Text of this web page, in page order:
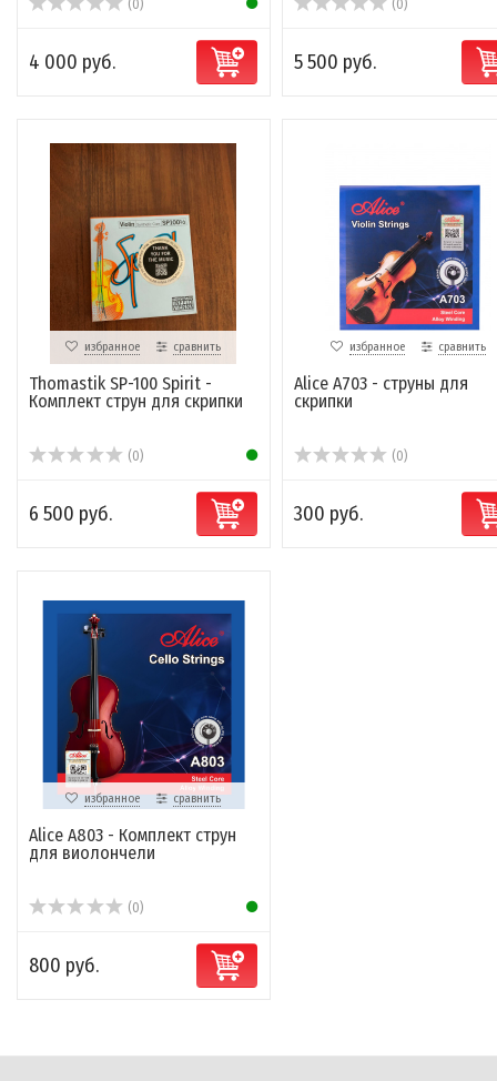
(0)
4 000 руб.
(0)
5 500 руб.
избранное сравнить
Thomastik SP-100 Spirit -
Комплект струн для скрипки
(0)
6 500 руб.
избранное сравнить
Alice A703 - струны для
скрипки
(0)
300 руб.
избранное сравнить
Alice A803 - Комплект струн
для виолончели
(0)
800 руб.